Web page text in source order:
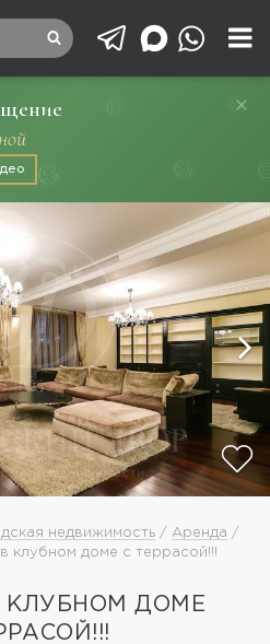
недвижимость / Аренда /
клубном доме с террасой!!!
КЛУБНОМ ДОМЕ